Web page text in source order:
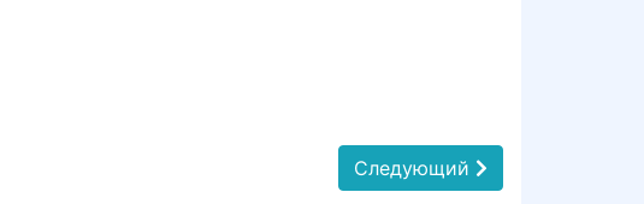
Следующий